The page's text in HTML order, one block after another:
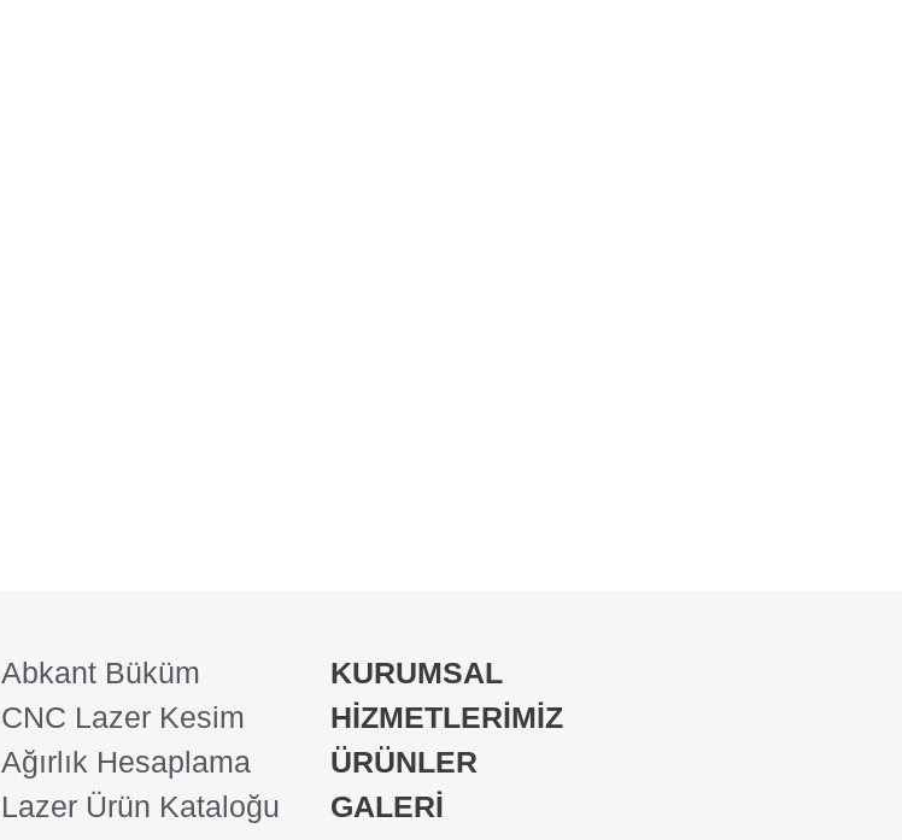
Abkant Büküm
CNC Lazer Kesim
Ağırlık Hesaplama
Lazer Ürün Kataloğu
KURUMSAL
HİZMETLERİMİZ
ÜRÜNLER
GALERİ